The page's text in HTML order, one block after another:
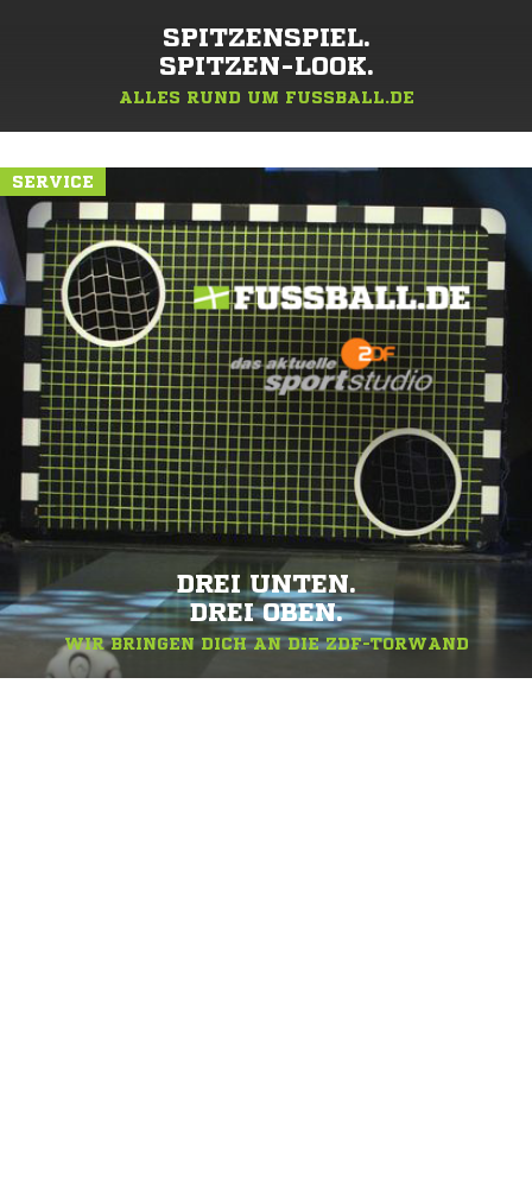
SPITZENSPIEL.
SPITZEN-LOOK.
ALLES RUND UM FUSSBALL.DE
SERVICE
DREI UNTEN.
DREI OBEN.
WIR BRINGEN DICH AN DIE ZDF-TORWAND